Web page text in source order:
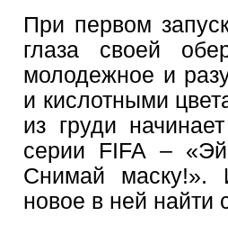
При первом
глаза своей
молодежное и
и кислотными
из груди
серии FIFA –
Снимай маску!».
новое в ней найти